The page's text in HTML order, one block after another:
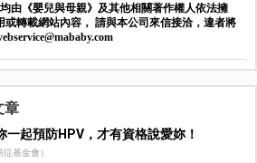
由《嬰兒與母親》及其他相關著作權人依法擁
或轉載網站內容， 請與本公司來信接洽，違者將
章
一起預防HPV，才有資格說愛妳！
症基金會）